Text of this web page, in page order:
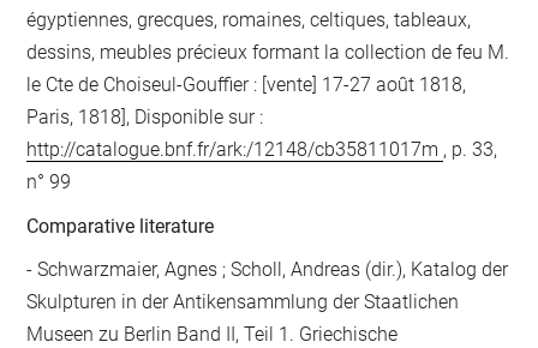
égyptiennes, grecques, romaines, celtiques, tableaux,
dessins, meubles précieux formant la collection de feu M.
le Cte de Choiseul-Gouffier : [vente] 17-27 août 1818,
Paris, 1818], Disponible sur :
http://catalogue.bnf.fr/ark:/12148/cb35811017m , p. 33,
n° 99
Comparative literature
- Schwarzmaier, Agnes ; Scholl, Andreas (dir.), Katalog der
Skulpturen in der Antikensammlung der Staatlichen
Museen zu Berlin Band II, Teil 1. Griechische